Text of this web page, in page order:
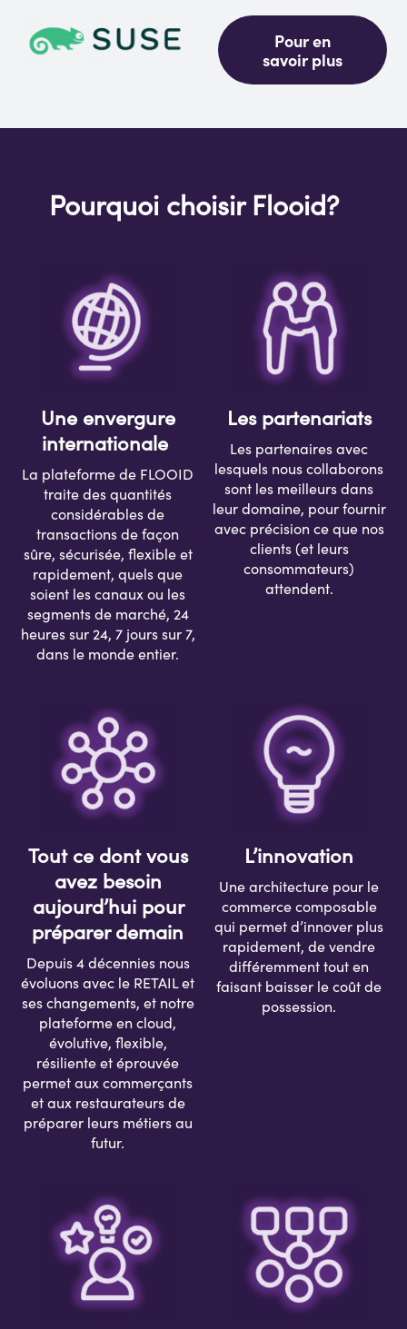
Pour en
savoir plus
Pourquoi choisirFlooid?
Une envergure
internationale
La plateforme de FLOOID
traite desquantités
considérablesde
transactions de façon
sûre, sécurisée, flexible et
rapidement, quels que
soient les canaux ou les
segments de marché, 24
heures sur 24, 7 jours sur 7,
dans le monde entier.
Les partenariats
Les partenaires avec
lesquels nous collaborons
sont les meilleurs dans
leur domaine, pourfournir
avec précision ce que nos
clients(et leurs
consommateurs)
attendent.
Tout ce dont vous
avez besoin
aujourd’hui pour
préparerdemain
Depuis 4 décennies nous
évoluons avec le RETAIL et
seschangements, et notre
plateforme en cloud,
évolutive, flexible,
résilienteet éprouvée
permet aux commerçants
et aux restaurateursde
préparer leurs métiers au
futur.
L’innovation
Une architecture pour le
commerce composable
qui permet d’innover plus
rapidement, devendre
différemment tout en
faisant baisser le coût de
possession.